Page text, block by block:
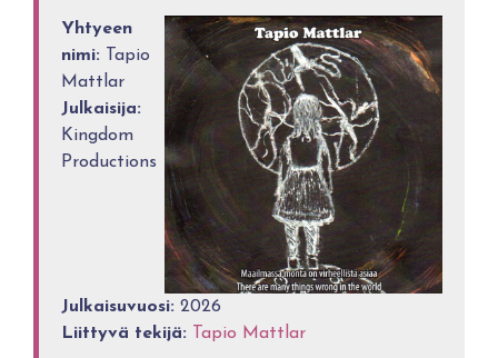
Yhtyeen
nimi: Tapio
Mattlar
Julkaisija:
Kingdom
Productions
Julkaisuvuosi: 2026
Liittyvä tekijä:
Tapio Mattlar